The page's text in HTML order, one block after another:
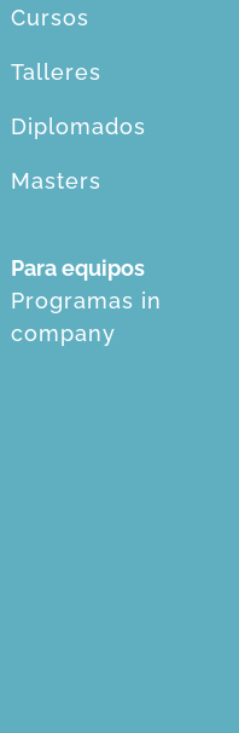
Cursos
Talleres
Diplomados
Masters
Para equipos
Programas in
company